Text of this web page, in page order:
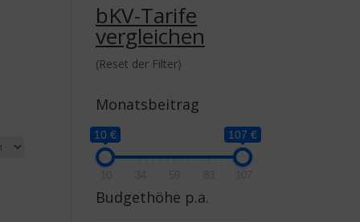
bKV-Tarife
vergleichen
(Reset der Filter)
Monatsbeitrag
10 € 107 €
Budgethöhe p.a.